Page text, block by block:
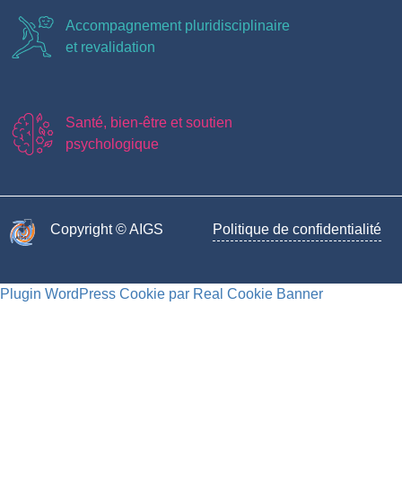
Accompagnement pluridisciplinaire
et revalidation
Santé, bien-être et soutien
psychologique
Copyright © AIGS​ Politique de confidentialité
Plugin WordPress Cookie par Real Cookie Banner